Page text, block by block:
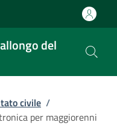
del
civile /
per maggiorenni